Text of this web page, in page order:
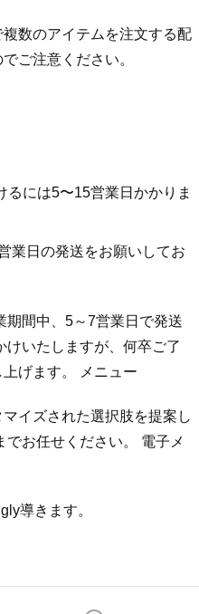
数のアイテムを注文する配
ご注意ください。
には5〜15営業日かかりま
業日の発送をお願いしてお
期間中、5～7営業日で発送
いたしますが、何卒ご了
げます。 メニュー
イズされた選択肢を提案し
でお任せください。 電子メ
導きます。